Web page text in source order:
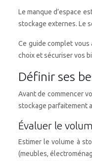
Le manque d’espace
stockage externes. Le
Ce guide complet vous
choix et sécuriser vos
Définir ses
Avant de commencer
stockage parfaitement
Évaluer le
Estimer le volume à
(meubles,